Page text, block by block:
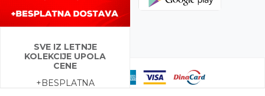
SVE IZ LETNJE
KOLEKCIJE UPOLA
CENE
+BESPLATNA